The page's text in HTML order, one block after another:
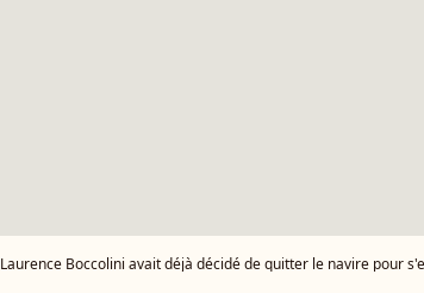
Laurence Boccolini avait déjà décidé de quitter le navire pour s'envoler vers d'autres horizons. Laurence Boccolini lors de